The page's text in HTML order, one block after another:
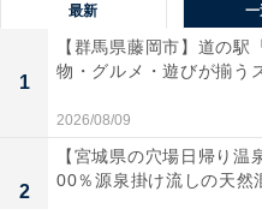
最新 一
1
【群馬県藤岡市】道の駅
物・グルメ・遊びが揃う
2026/08/09
2
【宮城県の穴場日帰り温
00％源泉掛け流しの天然